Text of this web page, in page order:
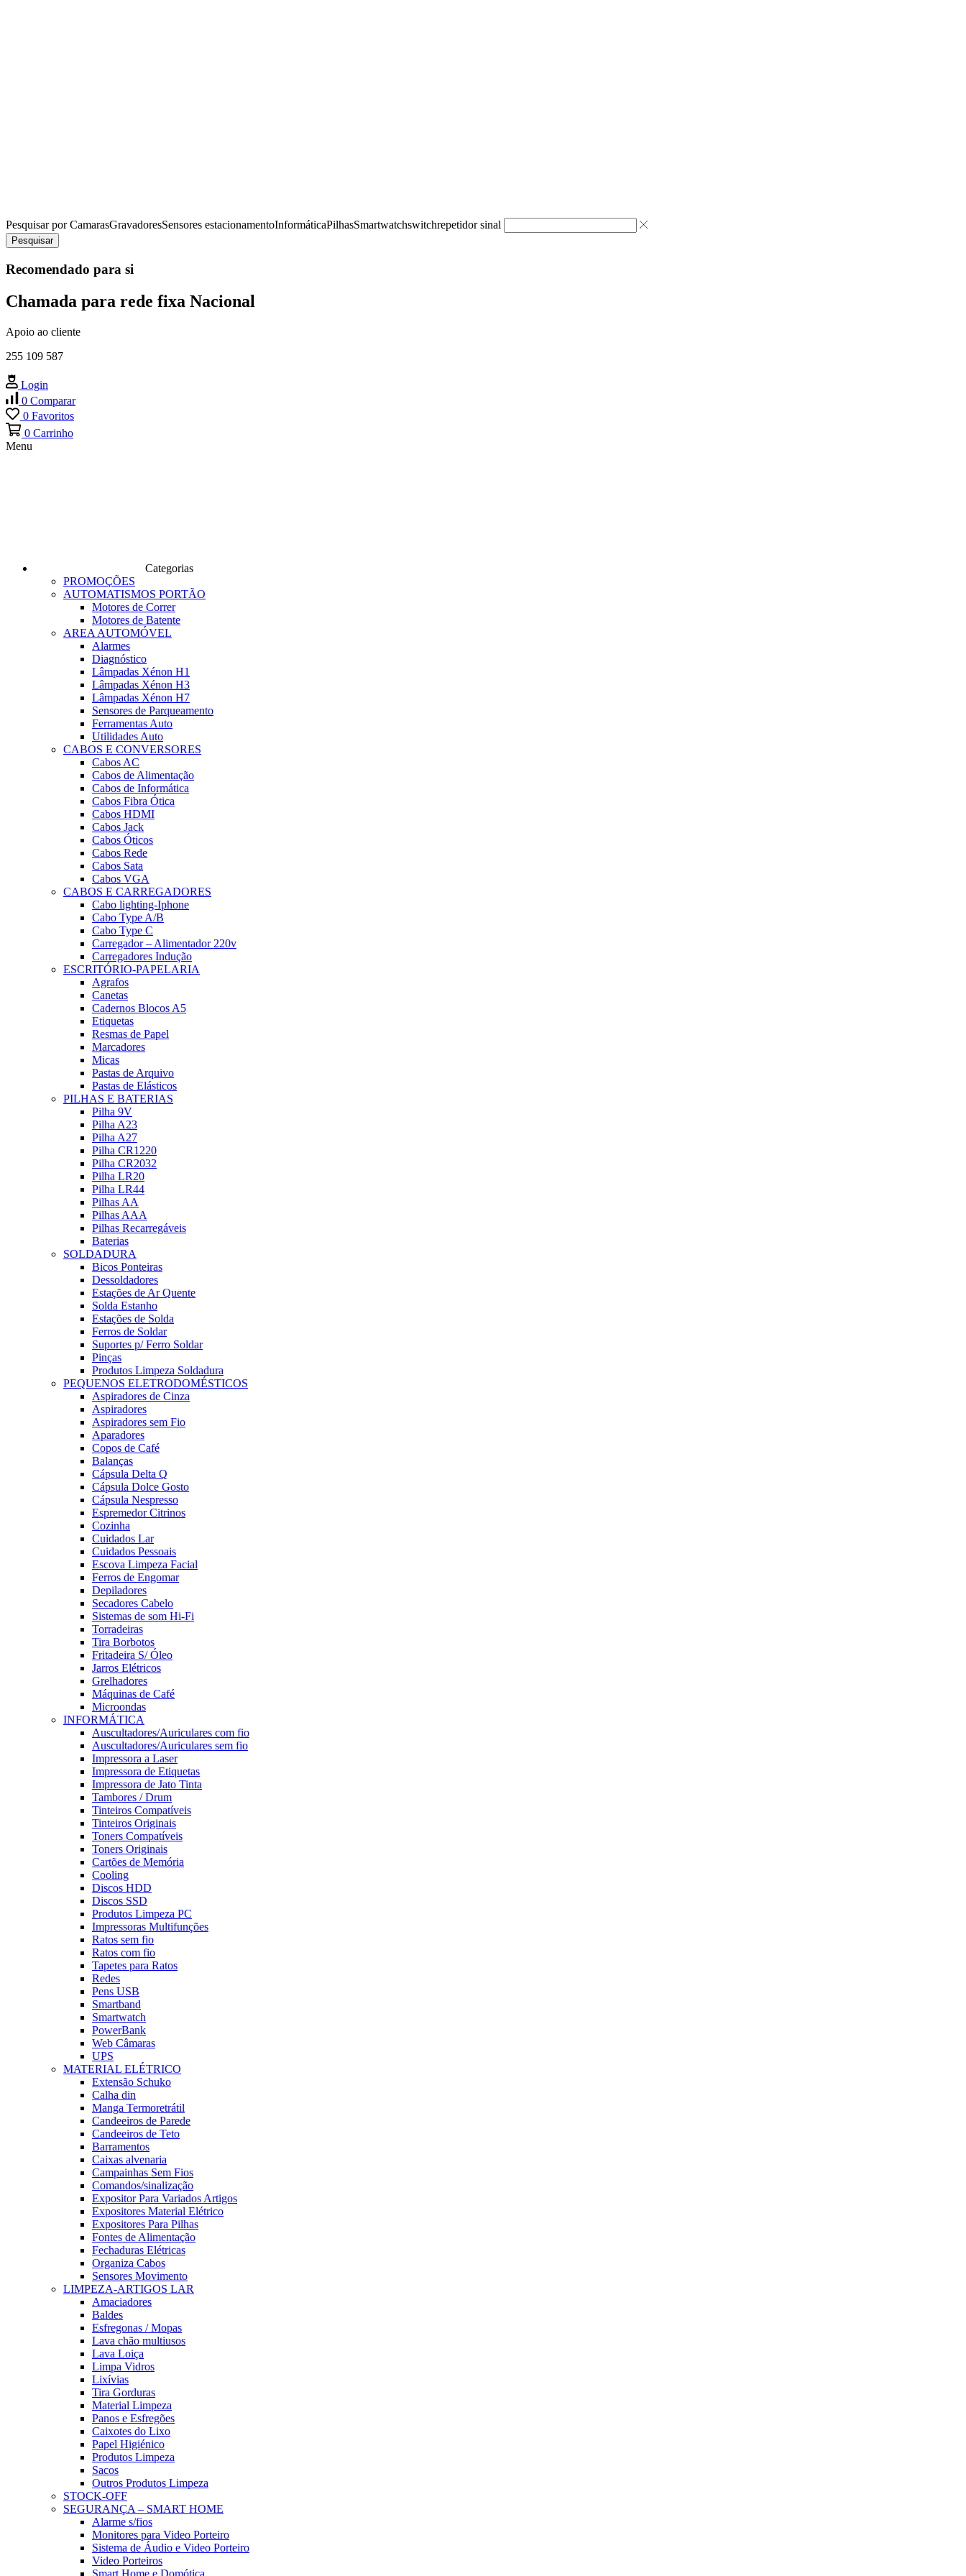
Pesquisar porCamarasGravadoresSensores estacionamentoInformáticaPilhasSmartwatchswitchrepetidor sinal
Pesquisar
Recomendado para si
Chamada para rede fixa Nacional
Apoio ao cliente
255 109 587
Login
0 Comparar
0 Favoritos
0 Carrinho
Menu
Categorias
PROMOÇÕES
AUTOMATISMOS PORTÃO
Motores de Correr
Motores de Batente
AREA AUTOMÓVEL
Alarmes
Diagnóstico
Lâmpadas Xénon H1
Lâmpadas Xénon H3
Lâmpadas Xénon H7
Sensores de Parqueamento
Ferramentas Auto
Utilidades Auto
CABOS E CONVERSORES
Cabos AC
Cabos de Alimentação
Cabos de Informática
Cabos Fibra Ótica
Cabos HDMI
Cabos Jack
Cabos Óticos
Cabos Rede
Cabos Sata
Cabos VGA
CABOS E CARREGADORES
Cabo lighting-Iphone
Cabo Type A/B
Cabo Type C
Carregador – Alimentador 220v
Carregadores Indução
ESCRITÓRIO-PAPELARIA
Agrafos
Canetas
Cadernos Blocos A5
Etiquetas
Resmas de Papel
Marcadores
Micas
Pastas de Arquivo
Pastas de Elásticos
PILHAS E BATERIAS
Pilha 9V
Pilha A23
Pilha A27
Pilha CR1220
Pilha CR2032
Pilha LR20
Pilha LR44
Pilhas AA
Pilhas AAA
Pilhas Recarregáveis
Baterias
SOLDADURA
Bicos Ponteiras
Dessoldadores
Estações de Ar Quente
Solda Estanho
Estações de Solda
Ferros de Soldar
Suportes p/ Ferro Soldar
Pinças
Produtos Limpeza Soldadura
PEQUENOS ELETRODOMÉSTICOS
Aspiradores de Cinza
Aspiradores
Aspiradores sem Fio
Aparadores
Copos de Café
Balanças
Cápsula Delta Q
Cápsula Dolce Gosto
Cápsula Nespresso
Espremedor Citrinos
Cozinha
Cuidados Lar
Cuidados Pessoais
Escova Limpeza Facial
Ferros de Engomar
Depiladores
Secadores Cabelo
Sistemas de som Hi-Fi
Torradeiras
Tira Borbotos
Fritadeira S/ Óleo
Jarros Elétricos
Grelhadores
Máquinas de Café
Microondas
INFORMÁTICA
Auscultadores/Auriculares com fio
Auscultadores/Auriculares sem fio
Impressora a Laser
Impressora de Etiquetas
Impressora de Jato Tinta
Tambores / Drum
Tinteiros Compatíveis
Tinteiros Originais
Toners Compatíveis
Toners Originais
Cartões de Memória
Cooling
Discos HDD
Discos SSD
Produtos Limpeza PC
Impressoras Multifunções
Ratos sem fio
Ratos com fio
Tapetes para Ratos
Redes
Pens USB
Smartband
Smartwatch
PowerBank
Web Câmaras
UPS
MATERIAL ELÉTRICO
Extensão Schuko
Calha din
Manga Termoretrátil
Candeeiros de Parede
Candeeiros de Teto
Barramentos
Caixas alvenaria
Campainhas Sem Fios
Comandos/sinalização
Expositor Para Variados Artigos
Expositores Material Elétrico
Expositores Para Pilhas
Fontes de Alimentação
Fechaduras Elétricas
Organiza Cabos
Sensores Movimento
LIMPEZA-ARTIGOS LAR
Amaciadores
Baldes
Esfregonas / Mopas
Lava chão multiusos
Lava Loiça
Limpa Vidros
Lixívias
Tira Gorduras
Material Limpeza
Panos e Esfregões
Caixotes do Lixo
Papel Higiénico
Produtos Limpeza
Sacos
Outros Produtos Limpeza
STOCK-OFF
SEGURANÇA – SMART HOME
Alarme s/fios
Monitores para Video Porteiro
Sistema de Áudio e Video Porteiro
Video Porteiros
Smart Home e Domótica